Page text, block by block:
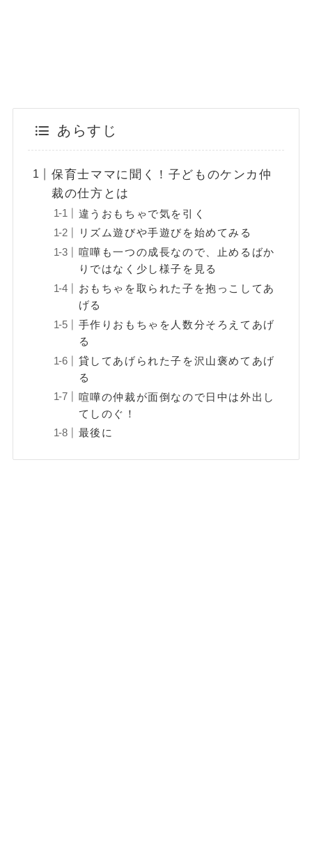
あらすじ
保育士ママに聞く！子どものケンカ仲
裁の仕方とは
違うおもちゃで気を引く
リズム遊びや手遊びを始めてみる
喧嘩も一つの成長なので、止めるばか
りではなく少し様子を見る
おもちゃを取られた子を抱っこしてあ
げる
手作りおもちゃを人数分そろえてあげ
る
貸してあげられた子を沢山褒めてあげ
る
喧嘩の仲裁が面倒なので日中は外出し
てしのぐ！
最後に